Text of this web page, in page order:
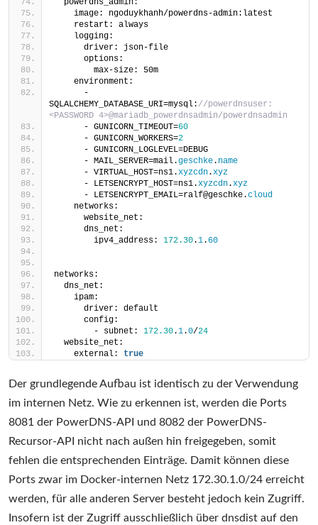
  powerdns_admin:
    image: ngoduykhanh/powerdns-admin:latest
    restart: always
    logging:
      driver: json-file
      options:
        max-size: 50m
    environment:
      -
SQLALCHEMY_DATABASE_URI=mysql: //powerdnsuser:
<PASSWORD 4>@mariadb_powerdnsadmin/powerdnsadmin
      - GUNICORN_TIMEOUT=
60
      - GUNICORN_WORKERS=
2
      - GUNICORN_LOGLEVEL=DEBUG
      - MAIL_SERVER=mail.
geschke. name
      - VIRTUAL_HOST=ns1.
xyzcdn.xyz
      - LETSENCRYPT_HOST=ns1.
xyzcdn.xyz
      - LETSENCRYPT_EMAIL=ralf@geschke.
cloud
    networks:
      website_net:
      dns_net:
        ipv4_address:
172.30.1. 60
networks:
  dns_net:
    ipam:
      driver: default
      config:
        - subnet:
172.30.1.0/24
  website_net:
    external:
true
Der grundlegende Aufbau ist identisch zu der Verwendung
im internen Netz. Wie zu erkennen ist, werden die Ports
8081 der PowerDNS-API und 8082 der PowerDNS-
Recursor-API nicht nach außen hin freigegeben, somit
fehlen die entsprechenden Einträge. Damit können diese
Ports zwar im Docker-internen Netz 172.30.1.0/24 erreicht
werden, für alle anderen Server besteht jedoch kein Zugriff.
Insofern ist der Zugriff ausschließlich über dnsdist auf den